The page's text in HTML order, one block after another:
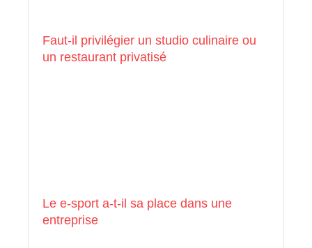
Faut-il privilégier un studio culinaire ou
un restaurant privatisé
Le e-sport a-t-il sa place dans une
entreprise